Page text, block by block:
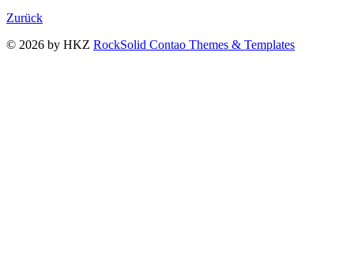
Zurück
© 2026 by HKZ RockSolid Contao Themes & Templates